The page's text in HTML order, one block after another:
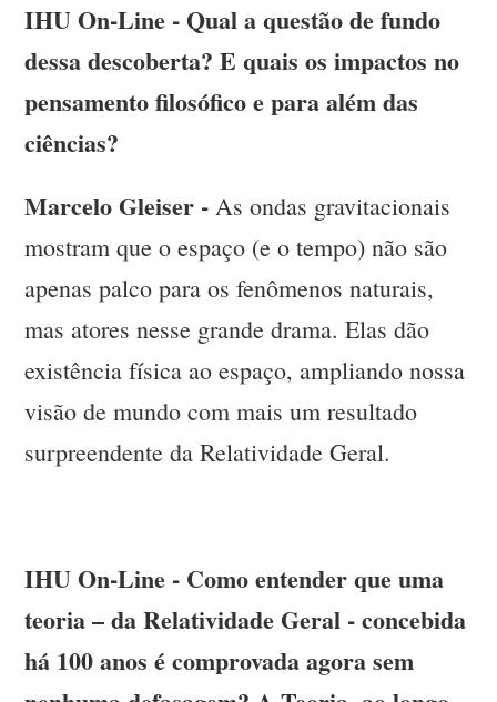
IHU On-Line - Qual a questão de fundo
dessa descoberta? E quais os impactos no
pensamento filosófico e para além das
ciências?
Marcelo Gleiser -As ondas gravitacionais
mostram que o espaço (e o tempo) não são
apenas palco para os fenômenos naturais,
mas atores nesse grande drama. Elas dão
existência física ao espaço, ampliando nossa
visão de mundo com mais um resultado
surpreendente da Relatividade Geral.
IHU On-Line - Como entender que uma
teoria – da Relatividade Geral - concebida
há 100 anos é comprovada agora sem